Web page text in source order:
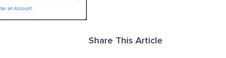
Share This Article